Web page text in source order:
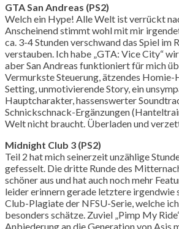
GTA San Andreas (PS2)
Welch ein Hype! Alle Welt ist verrückt
Anscheinend stimmt wohl mit mir
ca. 3-4 Stunden verschwand das Spiel im
verstauben. Ich habe „GTA: Vice City“
aber San Andreas funktioniert für mich
Vermurkste Steuerung, ätzendes
Setting, unmotivierende Story, ein
Hauptcharakter, hassenswerter
Schnickschnack-Ergänzungen
Welt nicht braucht. Überladen und
Midnight Club 3 (PS2)
Teil 2 hat mich seinerzeit unzählige
gefesselt. Die dritte Runde des
schöner aus und hat auch noch mehr
leider erinnern gerade letztere irgendwie
Club-Plagiate der NFSU-Serie, welche
besonders schätze. Zuviel „Pimp My
Anbiederung an die Generation von Asis